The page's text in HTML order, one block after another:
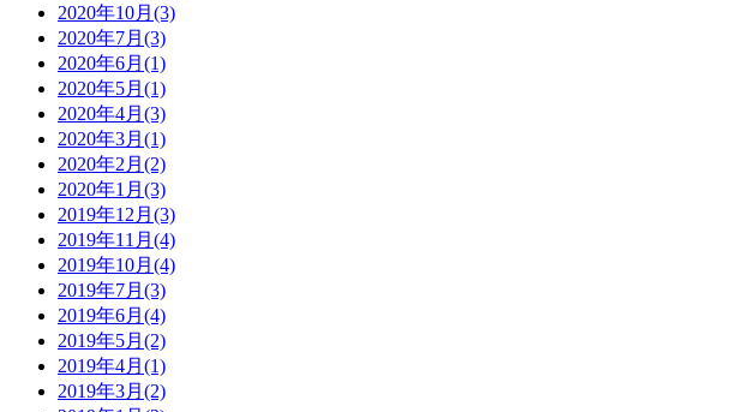
2020年10月(3)
2020年7月(3)
2020年6月(1)
2020年5月(1)
2020年4月(3)
2020年3月(1)
2020年2月(2)
2020年1月(3)
2019年12月(3)
2019年11月(4)
2019年10月(4)
2019年7月(3)
2019年6月(4)
2019年5月(2)
2019年4月(1)
2019年3月(2)